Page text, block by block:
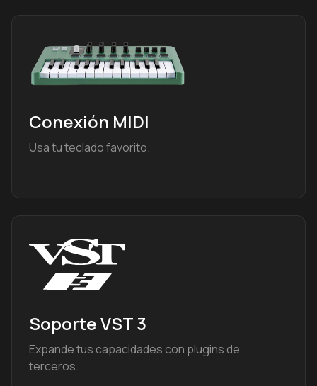
Conexión MIDI
Usa tu teclado favorito.
Soporte VST 3
Expande tus capacidades con plugins de
terceros.